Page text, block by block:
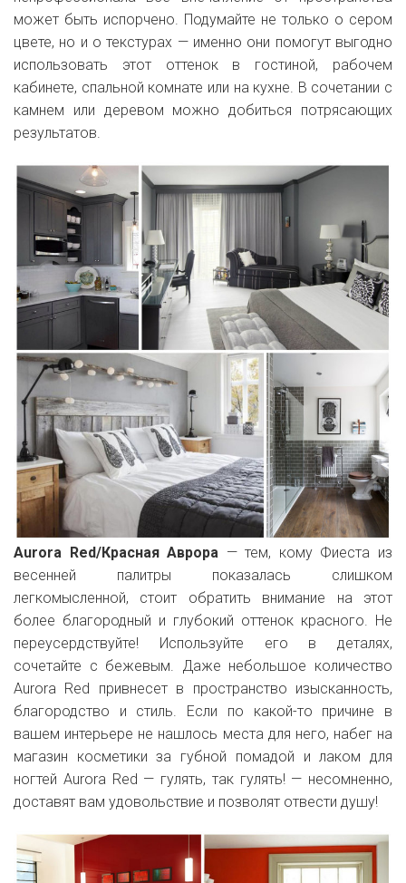
может быть испорчено. Подумайте не только о сером
цвете, но и о текстурах — именно они помогут выгодно
использовать этот оттенок в гостиной, рабочем
кабинете, спальной комнате или на кухне. В сочетании с
камнем или деревом можно добиться потрясающих
результатов.
Aurora Red/Красная Аврора — тем, кому Фиеста из
весенней палитры показалась слишком
легкомысленной, стоит обратить внимание на этот
более благородный и глубокий оттенок красного. Не
переусердствуйте! Используйте его в деталях,
сочетайте с бежевым. Даже небольшое количество
Aurora Red привнесет в пространство изысканность,
благородство и стиль. Если по какой-то причине в
вашем интерьере не нашлось места для него, набег на
магазин косметики за губной помадой и лаком для
ногтей Aurora Red — гулять, так гулять! — несомненно,
доставят вам удовольствие и позволят отвести душу!